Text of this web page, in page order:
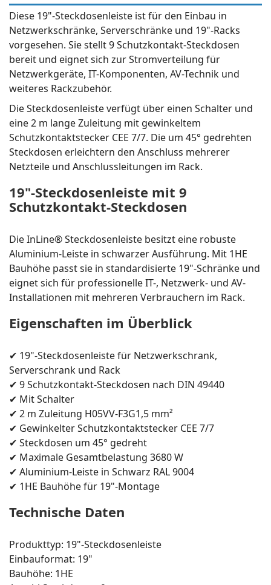
Diese 19"-Steckdosenleiste ist für den Einbau in
Netzwerkschränke, Serverschränke und 19"-Racks
vorgesehen. Sie stellt 9 Schutzkontakt-Steckdosen
bereit und eignet sich zur Stromverteilung für
Netzwerkgeräte, IT-Komponenten, AV-Technik und
weiteres Rackzubehör.
Die Steckdosenleiste verfügt über einen Schalter und
eine 2 m lange Zuleitung mit gewinkeltem
Schutzkontaktstecker CEE 7/7. Die um 45° gedrehten
Steckdosen erleichtern den Anschluss mehrerer
Netzteile und Anschlussleitungen im Rack.
19"-Steckdosenleiste mit 9
Schutzkontakt-Steckdosen
Die InLine® Steckdosenleiste besitzt eine robuste
Aluminium-Leiste in schwarzer Ausführung. Mit 1HE
Bauhöhe passt sie in standardisierte 19"-Schränke und
eignet sich für professionelle IT-, Netzwerk- und AV-
Installationen mit mehreren Verbrauchern im Rack.
Eigenschaften im Überblick
✔ 19"-Steckdosenleiste für Netzwerkschrank,
Serverschrank und Rack
✔ 9 Schutzkontakt-Steckdosen nach DIN 49440
✔ Mit Schalter
✔ 2 m Zuleitung H05VV-F3G1,5 mm²
✔ Gewinkelter Schutzkontaktstecker CEE 7/7
✔ Steckdosen um 45° gedreht
✔ Maximale Gesamtbelastung 3680 W
✔ Aluminium-Leiste in Schwarz RAL 9004
✔ 1HE Bauhöhe für 19"-Montage
Technische Daten
Produkttyp: 19"-Steckdosenleiste
Einbauformat: 19"
Bauhöhe: 1HE